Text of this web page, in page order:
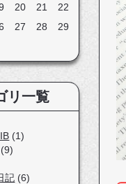
20 21
22
27 28
29
リ一覧
(1)
(9)
記 (6)